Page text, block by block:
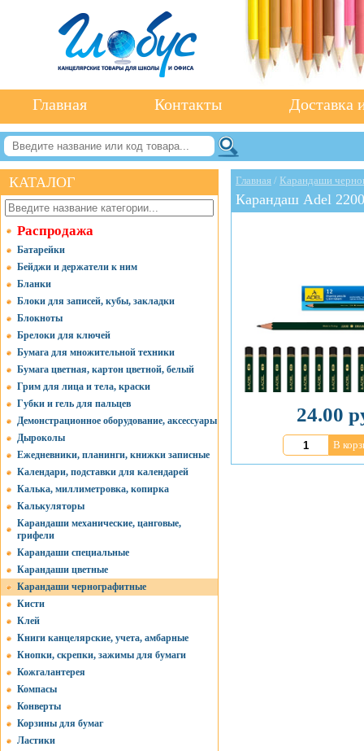
Главная Контакты Доставка
КАТАЛОГ
Распродажа
Батарейки
Бейджи и держатели к ним
Бланки
Блоки для записей, кубы, закладки
Блокноты
Брелоки для ключей
Бумага для множительной техники
Бумага цветная, картон цветной, белый
Грим для лица и тела, краски
Губки и гель для пальцев
Демонстрационное оборудование, аксессуары
Дыроколы
Ежедневники, планинги, книжки записные
Календари, подставки для календарей
Калька, миллиметровка, копирка
Калькуляторы
Карандаши механические, цанговые,
грифели
Карандаши специальные
Карандаши цветные
Карандаши чернографитные
Кисти
Клей
Книги канцелярские, учета, амбарные
Кнопки, скрепки, зажимы для бумаги
Кожгалантерея
Компасы
Конверты
Корзины для бумаг
Ластики
Главная / Карандаши
Карандаш Adel
24.00
В